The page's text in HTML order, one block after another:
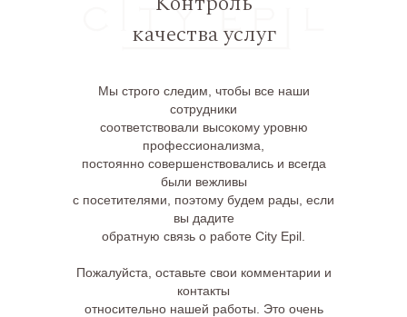
Мы строго следим, чтобы все наши
сотрудники
соответствовали высокому уровню
профессионализма,
постоянно совершенствовались и всегда
были вежливы
с посетителями, поэтому будем рады, если
вы дадите
обратную связь о работе City Epil.
Пожалуйста, оставьте свои комментарии и
контакты
относительно нашей работы. Это очень
качества услуг